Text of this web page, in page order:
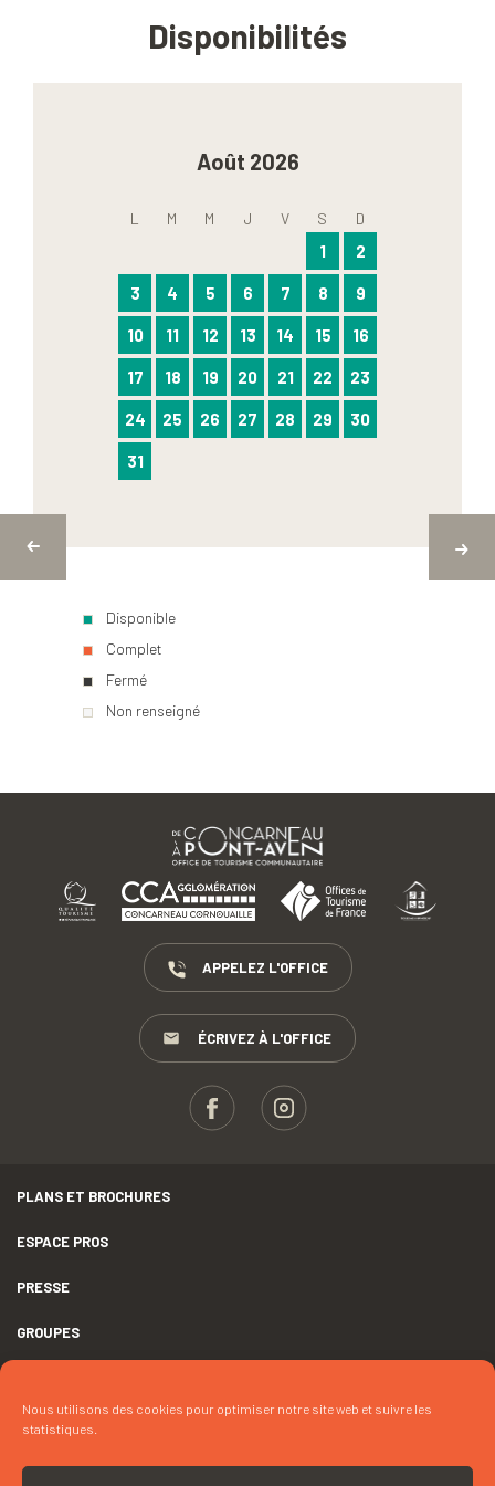
Nous utilisons des cookies pour optimiser notre site web et suivre les
statistiques.
Disponibilités
Août 2026
L M M J V S D
1 2
3 4 5 6 7 8 9
10 11 12 13 14 15 16
17 18 19 20 21 22 23
24 25 26 27 28 29 30
31
Disponible
Complet
Fermé
Non renseigné
APPELEZ L'OFFICE
ÉCRIVEZ À L'OFFICE
PLANS ET BROCHURES
ESPACE PROS
PRESSE
GROUPES
DÉCLARATION D’ACCESSIBILITÉ
CRÉDITS